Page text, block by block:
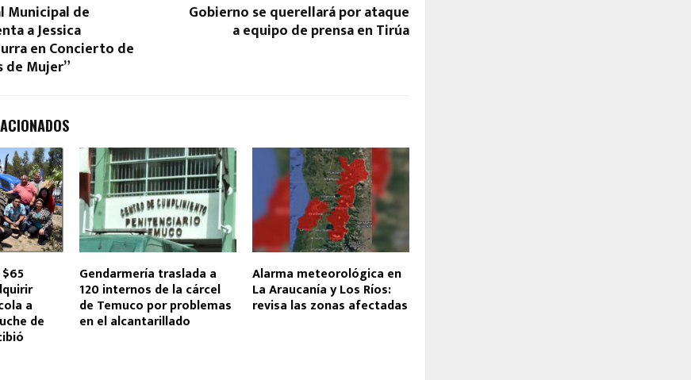
Municipal de
a Jessica
en Concierto de
de Mujer”
Gobierno se querellará por ataque
a equipo de prensa en Tirúa
a
de
Gendarmería traslada a
120 internos de la cárcel
de Temuco por problemas
en el alcantarillado
Alarma meteorológica en
La Araucanía y Los Ríos:
revisa las zonas afectadas